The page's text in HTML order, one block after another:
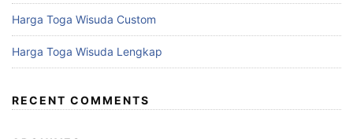
Harga Toga Wisuda Custom
Harga Toga Wisuda Lengkap
RECENT COMMENTS